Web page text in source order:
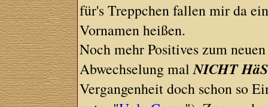
für's Treppchen fallen mir da
Vornamen heißen.
Noch mehr Positives zum
Abwechselung malNICHT
Vergangenheit doch schon so